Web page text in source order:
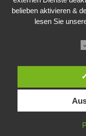
belieben aktivieren &
lesen Sie